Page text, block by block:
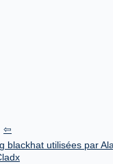
blackhat utilisées par